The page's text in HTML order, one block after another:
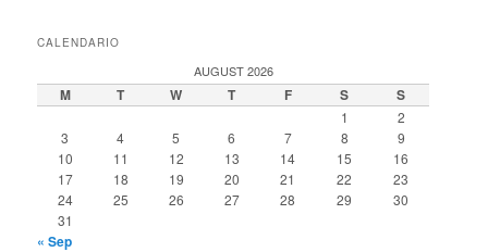
CALENDARIO
AUGUST 2026
M T W T F S S
1
2
3
4 5 6 7 8
9
10
11 12 13 14 15
16
17
18 19 20 21 22
23
24
25 26 27 28 29
30
31
« Sep